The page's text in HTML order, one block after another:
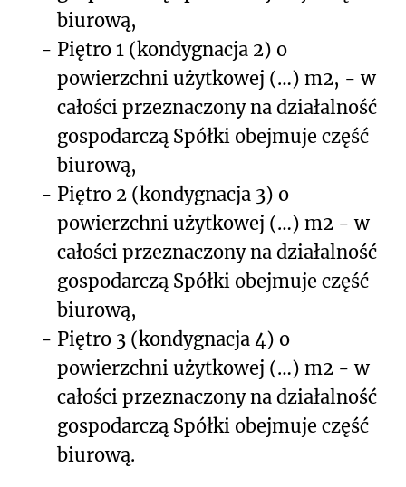
biurową,
- Piętro 1 (kondygnacja 2) o
powierzchni użytkowej (…) m2, - w
całości przeznaczony na działalność
gospodarczą Spółki obejmuje część
biurową,
- Piętro 2 (kondygnacja 3) o
powierzchni użytkowej (…) m2 - w
całości przeznaczony na działalność
gospodarczą Spółki obejmuje część
biurową,
- Piętro 3 (kondygnacja 4) o
powierzchni użytkowej (…) m2 - w
całości przeznaczony na działalność
gospodarczą Spółki obejmuje część
biurową.